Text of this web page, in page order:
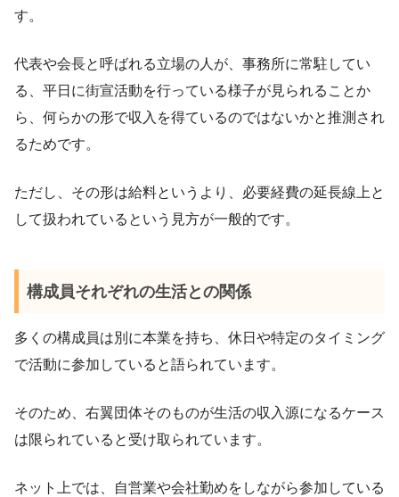
す。
代表や会長と呼ばれる立場の人が、事務所に常駐してい
る、平日に街宣活動を行っている様子が見られることか
ら、何らかの形で収入を得ているのではないかと推測され
るためです。
ただし、その形は給料というより、必要経費の延長線上と
して扱われているという見方が一般的です。
構成員それぞれの生活との関係
多くの構成員は別に本業を持ち、休日や特定のタイミング
で活動に参加していると語られています。
そのため、右翼団体そのものが生活の収入源になるケース
は限られていると受け取られています。
ネット上では、自営業や会社勤めをしながら参加している